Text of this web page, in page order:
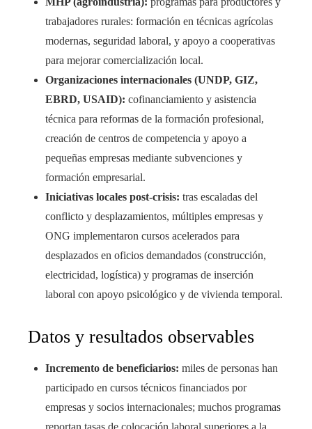
trabajadores rurales: formación en técnicas agrícolas
modernas, seguridad laboral, y apoyo a cooperativas
para mejorar comercialización local.
Organizaciones internacionales (UNDP, GIZ,
EBRD, USAID): cofinanciamiento y asistencia
técnica para reformas de la formación profesional,
creación de centros de competencia y apoyo a
pequeñas empresas mediante subvenciones y
formación empresarial.
Iniciativas locales post-crisis: tras escaladas del
conflicto y desplazamientos, múltiples empresas y
ONG implementaron cursos acelerados para
desplazados en oficios demandados (construcción,
electricidad, logística) y programas de inserción
laboral con apoyo psicológico y de vivienda temporal.
Datos y resultados observables
Incremento de beneficiarios: miles de personas han
participado en cursos técnicos financiados por
empresas y socios internacionales; muchos programas
reportan tasas de colocación laboral superiores a la